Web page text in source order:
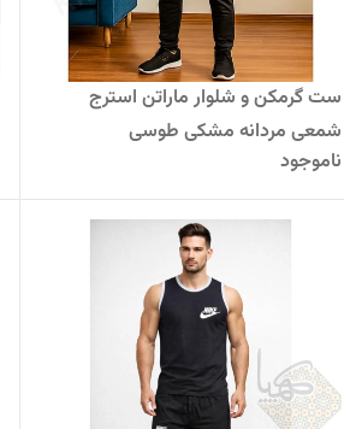
ست گرمکن و شلوار ماراتن استرج
شمعی مردانه مشکی طوسی
ناموجود